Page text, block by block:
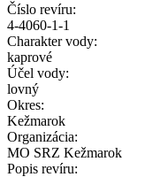
Číslo revíru:
4-4060-1-1
Charakter vody:
kaprové
Účel vody:
lovný
Okres:
Kežmarok
Organizácia:
MO SRZ Kežmarok
Popis revíru: